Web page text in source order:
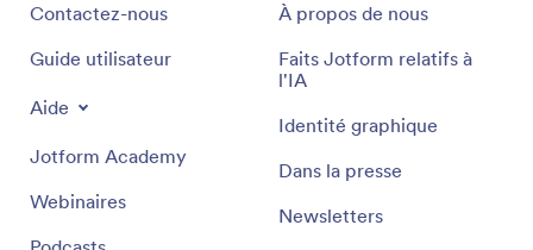
Contactez-nous
Guide utilisateur
Aide
Jotform Academy
Webinaires
À propos de nous
Faits Jotform relatifs à
l'IA
Identité graphique
Dans la presse
Newsletters